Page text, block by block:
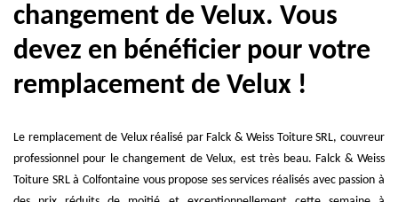
changement de Velux. Vous
devez en bénéficier pour votre
remplacement de Velux !
Le remplacement de Velux réalisé par Falck & Weiss Toiture SRL, couvreur
professionnel pour le changement de Velux, est très beau. Falck & Weiss
Toiture SRL à Colfontaine vous propose ses services réalisés avec passion à